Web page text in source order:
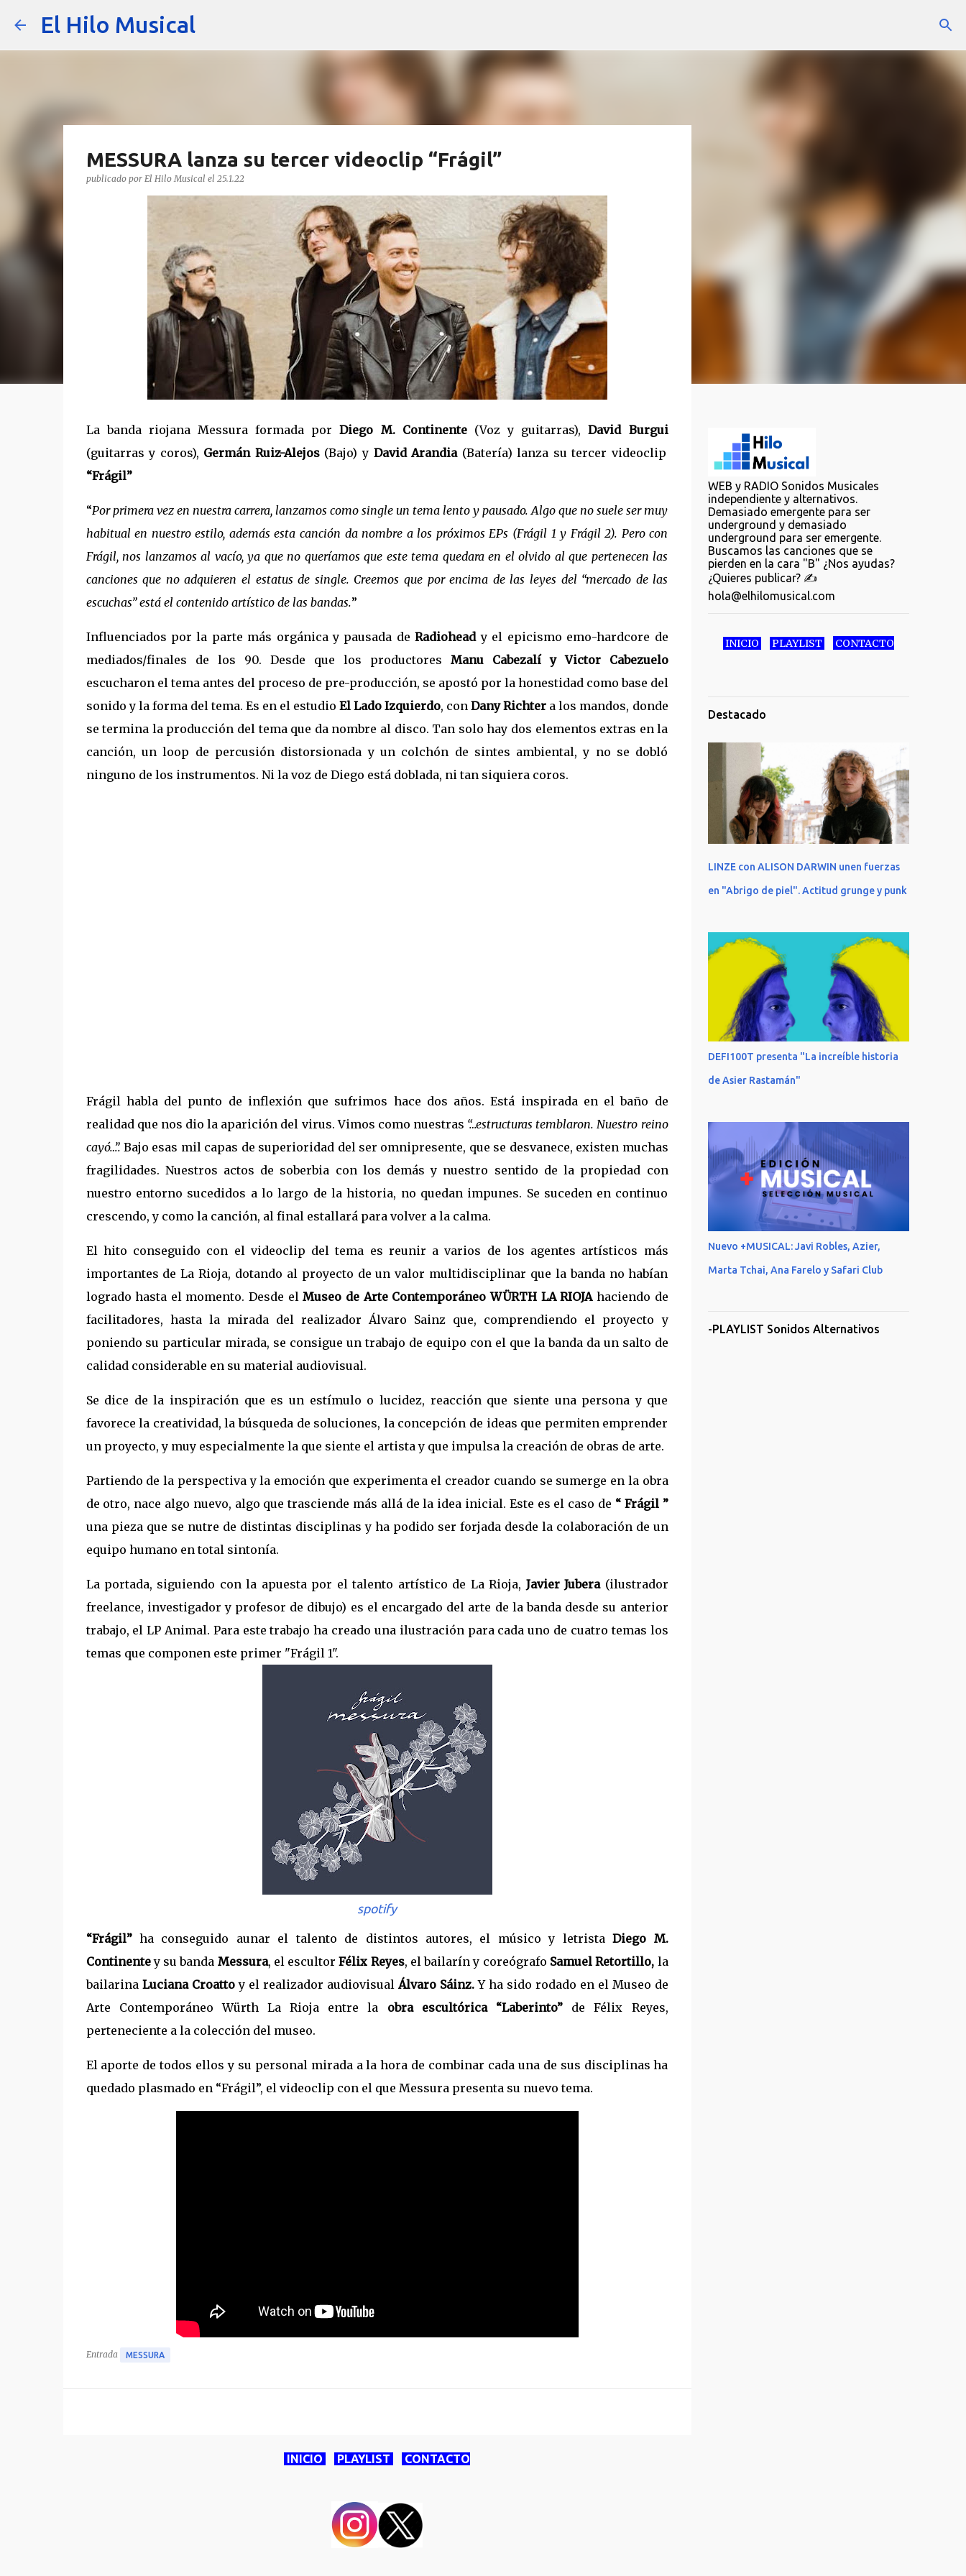
El Hilo Musical
MESSURA lanza su tercer videoclip “Frágil”
publicado por El Hilo Musical el 25.1.22
La banda riojana Messura formada porDiego M. Continente(Voz y guitarras),David Burgui
(guitarras y coros), Germán Ruiz-Alejos(Bajo) y David Arandia(Batería) lanza su tercer videoclip
“Frágil”
“Por primera vez en nuestra carrera, lanzamos como single un tema lento y pausado. Algo que no suele ser muy
habitual en nuestro estilo, además esta canción da nombre a los próximos EPs (Frágil 1 y Frágil 2). Pero con
Frágil, nos lanzamos al vacío, ya que no queríamos que este tema quedara en el olvido al que pertenecen las
canciones que no adquieren el estatus de single. Creemos que por encima de las leyes del “mercado de las
escuchas” está el contenido artístico de las bandas.”
Influenciados por la parte más orgánica y pausada deRadioheady el epicismo emo-hardcore de
mediados/finales de los 90. Desde que los productores Manu Cabezalí y Victor Cabezuelo
escucharon el tema antes del proceso de pre-producción, se apostó por la honestidad como base del
sonido y la forma del tema. Es en el estudioEl Lado Izquierdo, conDany Richter a los mandos, donde
se termina la producción del tema que da nombre al disco. Tan solo hay dos elementos extras en la
canción, un loop de percusión distorsionada y un colchón de sintes ambiental, y no se dobló
ninguno de los instrumentos. Ni la voz de Diego está doblada, ni tan siquiera coros.
Frágil habla del punto de inflexión que sufrimos hace dos años. Está inspirada en el baño de
realidad que nos dio la aparición del virus. Vimos como nuestras “…estructuras temblaron. Nuestro reino
cayó…”. Bajo esas mil capas de superioridad del ser omnipresente, que se desvanece, existen muchas
fragilidades. Nuestros actos de soberbia con los demás y nuestro sentido de la propiedad con
nuestro entorno sucedidos a lo largo de la historia, no quedan impunes. Se suceden en continuo
crescendo, y como la canción, al final estallará para volver a la calma.
El hito conseguido con el videoclip del tema es reunir a varios de los agentes artísticos más
importantes de La Rioja, dotando al proyecto de un valor multidisciplinar que la banda no habían
logrado hasta el momento. Desde elMuseo de Arte Contemporáneo WÜRTH LA RIOJAhaciendo de
facilitadores, hasta la mirada del realizador Álvaro Sainz que, comprendiendo el proyecto y
poniendo su particular mirada, se consigue un trabajo de equipo con el que la banda da un salto de
calidad considerable en su material audiovisual.
Se dice de la inspiración que es un estímulo o lucidez, reacción que siente una persona y que
favorece la creatividad, la búsqueda de soluciones, la concepción de ideas que permiten emprender
un proyecto, y muy especialmente la que siente el artista y que impulsa la creación de obras de arte.
Partiendo de la perspectiva y la emoción que experimenta el creador cuando se sumerge en la obra
de otro, nace algo nuevo, algo que trasciende más allá de la idea inicial. Este es el caso de “ Frágil ”
una pieza que se nutre de distintas disciplinas y ha podido ser forjada desde la colaboración de un
equipo humano en total sintonía.
La portada, siguiendo con la apuesta por el talento artístico de La Rioja, Javier Jubera(ilustrador
freelance, investigador y profesor de dibujo) es el encargado del arte de la banda desde su anterior
trabajo, el LP Animal. Para este trabajo ha creado una ilustración para cada uno de cuatro temas los
temas que componen este primer "Frágil 1".
spotify
“Frágil”ha conseguido aunar el talento de distintos autores, el músico y letristaDiego M.
Continentey su banda Messura, el escultorFélix Reyes, el bailarín y coreógrafo Samuel Retortillo, la
bailarina Luciana Croattoy el realizador audiovisualÁlvaro Sáinz.Y ha sido rodado en el Museo de
Arte Contemporáneo Würth La Rioja entre la obra escultórica “Laberinto” de Félix Reyes,
perteneciente a la colección del museo.
El aporte de todos ellos y su personal mirada a la hora de combinar cada una de sus disciplinas ha
quedado plasmado en “Frágil”, el videoclip con el que Messura presenta su nuevo tema.
Entrada MESSURA
INICIO PLAYLIST CONTACTO
WEB y RADIO Sonidos Musicales
independiente y alternativos.
Demasiado emergente para ser
underground y demasiado
underground para ser emergente.
Buscamos las canciones que se
pierden en la cara "B" ¿Nos ayudas?
¿Quieres publicar? ✍️
hola@elhilomusical.com
INICIO PLAYLIST CONTACTO
Destacado
LINZE con ALISON DARWIN unen fuerzas
en "Abrigo de piel". Actitud grunge y punk
DEFI100T presenta "La increíble historia
de Asier Rastamán"
Nuevo +MUSICAL: Javi Robles, Azier,
Marta Tchai, Ana Farelo y Safari Club
-PLAYLIST Sonidos Alternativos